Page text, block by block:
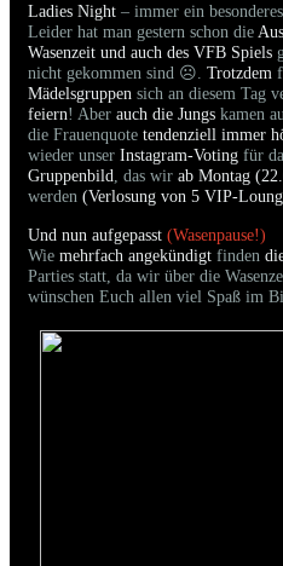
Ladies Night – immer ein
Leider hat man gestern schon die
Wasenzeit und auch des VFB Spiels
nicht gekommen sind ☹. Trotzdem
Mädelsgruppen sich an diesem Tag
feiern! Aber auch die Jungs kamen
die Frauenquote tendenziell immer
wieder unser Instagram-Voting für
Gruppenbild, das wir ab Montag
werden (Verlosung von 5 VIP-
Und nun aufgepasst (Wasenpause!)
Wie mehrfach angekündigt finden
Parties statt, da wir über die
wünschen Euch allen viel Spaß im